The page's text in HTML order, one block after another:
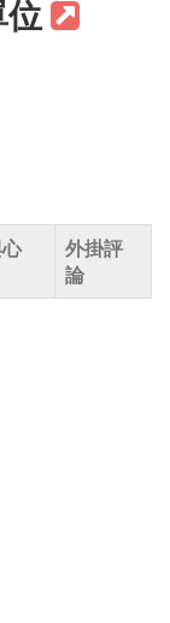
位
外掛評
論